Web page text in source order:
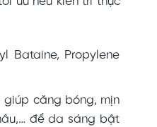
Bataine, Propylene
giúp căng bóng, mịn
để da sáng bật